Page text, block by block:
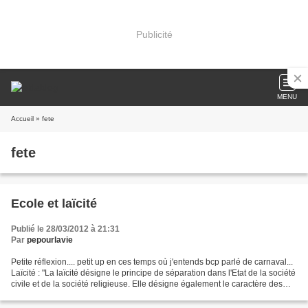
Publicité
MENU
Accueil » fete
fete
Ecole et laïcité
Publié le 28/03/2012 à 21:31
Par pepourlavie
Petite réflexion.... petit up en ces temps où j'entends bcp parlé de carnaval...
Laïcité : "La laïcité désigne le principe de séparation dans l'Etat de la société
civile et de la société religieuse. Elle désigne également le caractère des